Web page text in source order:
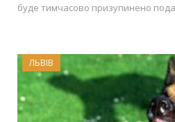
буде тимчасово призупинено
ЛЬВІВ